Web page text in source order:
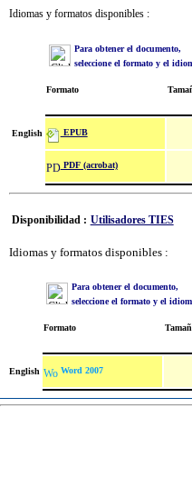
Idiomas y formatos disponibles :
Para obtener el documento,
seleccione el formato y el
Formato
English EPUB
PDF (acrobat)
Disponibilidad : Utilisadores TIES
Idiomas y formatos disponibles :
Para obtener el documento,
seleccione el formato y el
Formato
English Word 2007